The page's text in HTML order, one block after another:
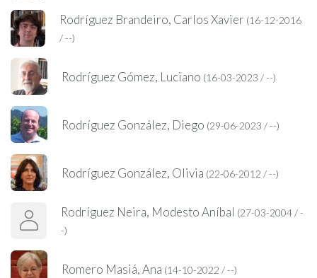
Rodríguez Brandeiro, Carlos Xavier (16-12-2016
/ --)
Rodríguez Gómez, Luciano (16-03-2023 / --)
Rodríguez González, Diego (29-06-2023 / --)
Rodríguez González, Olivia (22-06-2012 / --)
Rodríguez Neira, Modesto Aníbal (27-03-2004 / -
-)
Romero Masiá, Ana (14-10-2022 / --)